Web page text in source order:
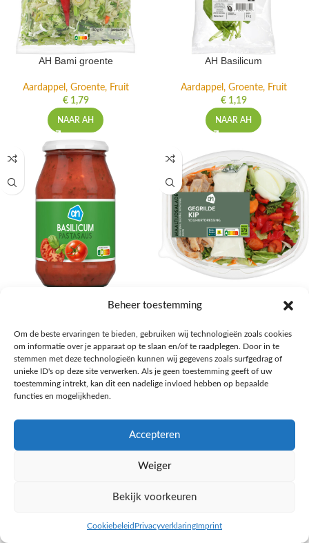
Beheer toestemming
Om de beste ervaringen te bieden, gebruiken wij technologieën zoals cookies
om informatie over je apparaat op te slaan en/of te raadplegen. Door in te
stemmen met deze technologieën kunnen wij gegevens zoals surfgedrag of
unieke ID's op deze site verwerken. Als je geen toestemming geeft of uw
toestemming intrekt, kan dit een nadelige invloed hebben op bepaalde
functies en mogelijkheden.
Accepteren
Weiger
Bekijk voorkeuren
Cookiebeleid PrivacyverklaringImprint
AH Bami groente
Aardappel, Groente, Fruit
€1,79
NAAR AH
AH Basilicum
Aardappel, Groente, Fruit
€1,19
NAAR AH
€1,59
NAAR AH
Salades,Pizza, Maaltijden
€3,39
NAAR AH